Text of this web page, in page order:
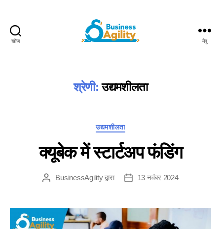
खोज मेनू
श्रेणी: उद्यमशीलता
श्रेणियाँ
उद्यमशीलता
क्यूबेक में स्टार्टअप फंडिंग
पोस्टBusinessAgilityद्वारा
पोस्ट
तारीख
13 नवंबर 2024